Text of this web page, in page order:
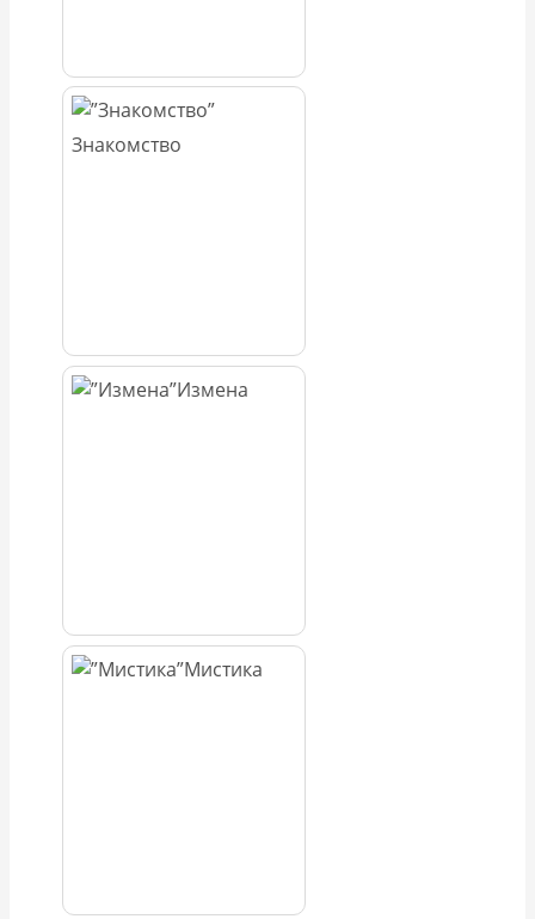
Знакомство
Измена
Мистика